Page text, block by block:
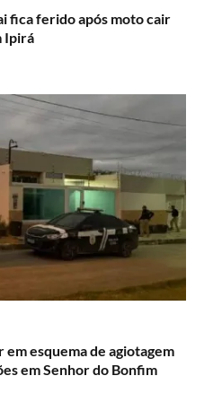
fica ferido após moto cair
Ipirá
esquema de agiotagem
em Senhor do Bonfim